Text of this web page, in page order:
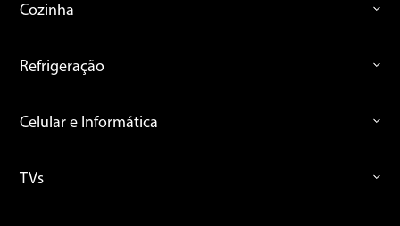
Cozinha
Refrigeração
Celular e Informática
TVs